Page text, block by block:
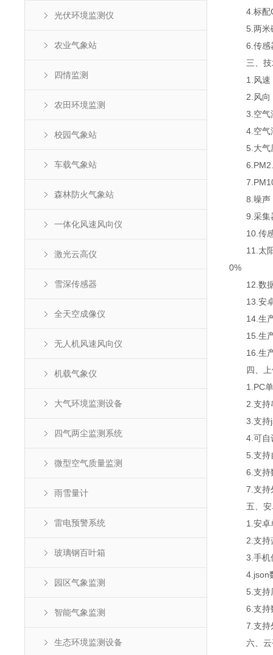
光伏环境监测仪
农业气象站
四情监测
农田环境监测
校园气象站
车载气象站
森林防火气象站
一体化风速风向仪
激光云高仪
雪深传感器
全天空成像仪
无人机风速风向仪
机载气象仪
大气环境监测设备
四气两尘监测系统
微型空气质量监测
雨雪量计
雷电预警系统
玻璃钢百叶箱
园区气象监测
智能气象监测
生态环境监测设备
4.标配
5.两米碳
6.传感器
三、技
1.风速：
2.风向：
3.空气温
4.空气湿
5.大气压
6.PM2.5
7.PM10
8.噪声：
9.采集器
10.传感
11.太阳
0%
12.数据
13.安卓7
14.生产
15.生产
16.生产
四、上
1.PC单
2.支持串
3.支持
4.可自设
5.支持自
6.支持
7.支持外
五、安
1.安卓单
2.支持
3.手机休
4.json数
5.支持历
6.支持
7.支持外
六、云